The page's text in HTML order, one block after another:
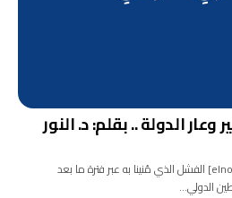
الدولة .. بقلم: د. النور
elnour hamad [elnourh@gmail.com] الفشل الذي مُنينا به عبر فترة ما بعد
الدولي…